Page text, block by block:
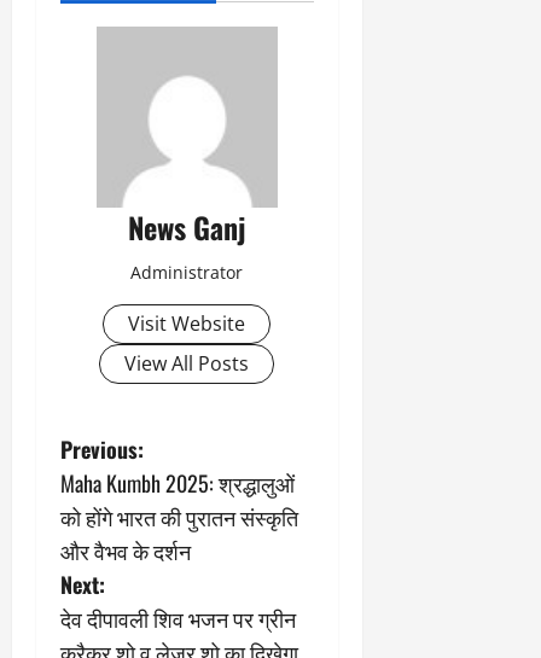
News Ganj
Administrator
Visit Website
View All Posts
P
o
s
t
Previous:
Maha Kumbh 2025: श्रद्धालुओं
को होंगे भारत की पुरातन संस्कृति
और वैभव के दर्शन
Next:
देव दीपावली शिव भजन पर ग्रीन
क्रैकर शो व लेजर शो का दिखेगा